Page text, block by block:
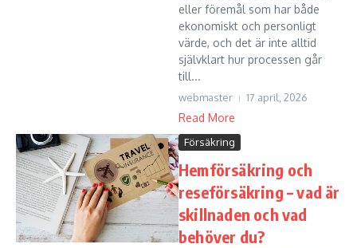
eller föremål som har både
ekonomiskt och personligt
värde, och det är inte alltid
självklart hur processen går
till...
webmaster 17 april, 2026
Read More
Försäkring
Hemförsäkring och
reseförsäkring – vad är
skillnaden och vad
behöver du?